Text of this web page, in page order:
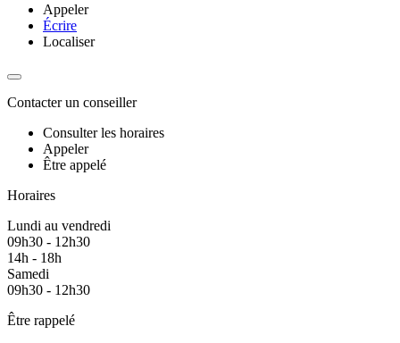
Appeler
Écrire
Localiser
Contacter un conseiller
Consulter les horaires
Appeler
Être appelé
Horaires
Lundi au vendredi
09h30 - 12h30
14h - 18h
Samedi
09h30 - 12h30
Être rappelé